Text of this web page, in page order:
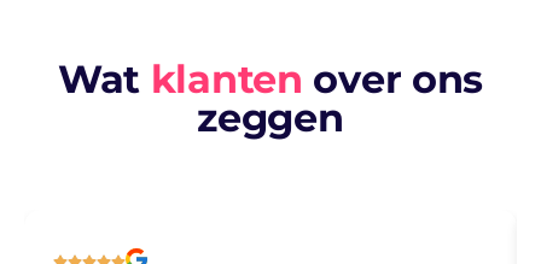
Wat klanten over ons
zeggen